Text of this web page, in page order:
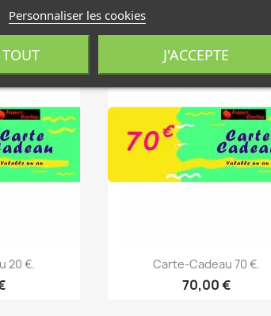
20 €.
favorite_border
Aperçu rapide
Carte-Cadeau 70 €.
70,00 €
Personnaliser les cookies
TOUT J'ACCEPTE